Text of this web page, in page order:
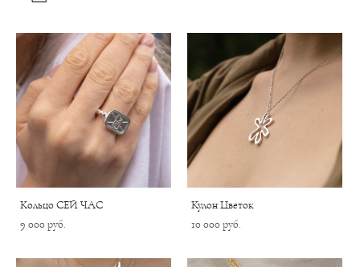
Кольцо СЕЙ ЧАС
9 000 pуб.
Кулон Цветок
10 000 pуб.